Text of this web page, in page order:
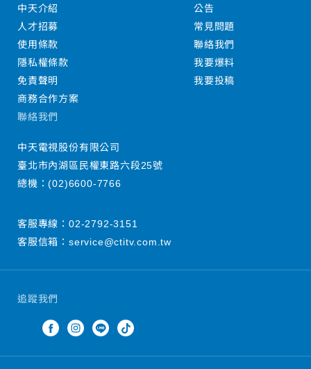
追蹤我們
中天介紹
人才招募
使用條款
隱私權條款
免責聲明
商務合作方案
公告
常見問題
聯絡我們
我要爆料
我要投稿
聯絡我們
中天電視股份有限公司
臺北市內湖區民權東路六段25號
總機：(02)6600-7766
客服專線： 02-2792-3151
客服信箱： service@ctitv.com.tw